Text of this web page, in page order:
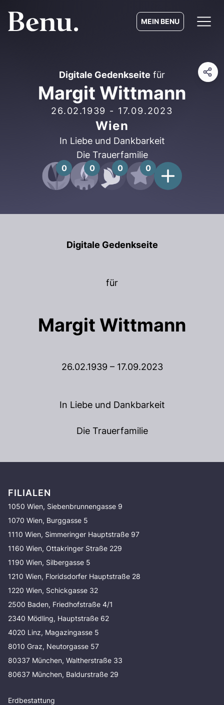
MEIN BENU
Digitale Gedenkseite für
Margit Wittmann
26.02.1939 - 17.09.2023
Wien
In Liebe und Dankbarkeit
Die Trauerfamilie
0 0 0 0
Digitale Gedenkseite
für
Margit Wittmann
26.02.1939 – 17.09.2023
In Liebe und Dankbarkeit
Die Trauerfamilie
FILIALEN
1050 Wien, Siebenbrunnengasse 9
1070 Wien, Burggasse 5
1110 Wien, Simmeringer Hauptstraße 97
1160 Wien, Ottakringer Straße 229
1190 Wien, Silbergasse 5
1210 Wien, Floridsdorfer Hauptstraße 28
1220 Wien, Schickgasse 32
2500 Baden, Friedhofstraße 4/1
2340 Mödling, Hauptstraße 62
4020 Linz, Magazingasse 5
8010 Graz, Neutorgasse 57
80337 München, Waltherstraße 33
80637 München, Baldurstraße 29
Erdbestattung